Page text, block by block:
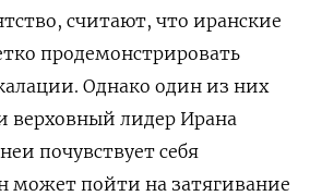
считают, что иранские
продемонстрировать
Однако один из них
верховный лидер Ирана
почувствует себя
может пойти на затягивание